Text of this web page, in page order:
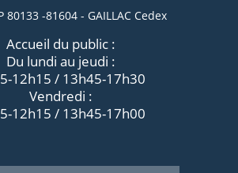
80133 -81604 - GAILLAC Cedex
Accueil du public :
Du lundi au jeudi :
12h15 / 13h45-17h30
Vendredi :
12h15 / 13h45-17h00